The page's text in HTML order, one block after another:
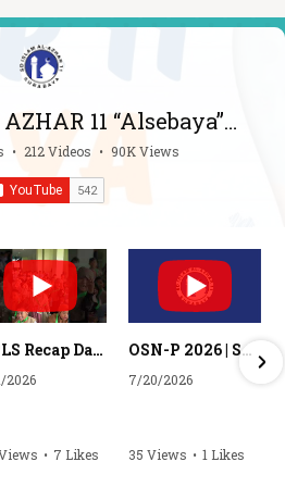
11 “Alsebaya”
• 212 Videos • 90K Views
MPLS Recap Day 1 - SDI Al Azhar 11 Surabaya
2026
• 7 Likes
OSN-P 2026 | SD - 20533043 - SD ISLAM AL AZHAR 11 SURABAYA | IPA
7/20/2026
35 Views • 1 Likes